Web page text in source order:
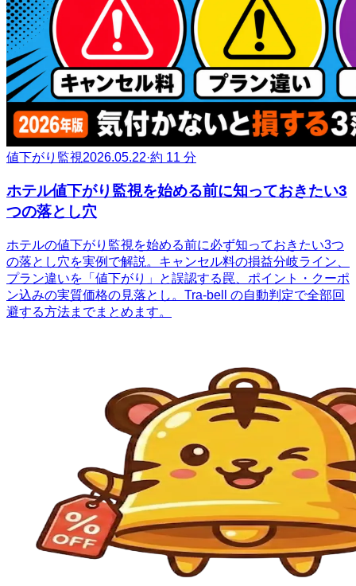
値下がり監視2026.05.22·約 11 分
ホテル値下がり監視を始める前に知っておきたい3
つの落とし穴
ホテルの値下がり監視を始める前に必ず知っておきたい3つ
の落とし穴を実例で解説。キャンセル料の損益分岐ライン、
プラン違いを「値下がり」と誤認する罠、ポイント・クーポ
ン込みの実質価格の見落とし。Tra-bell の自動判定で全部回
避する方法までまとめます。